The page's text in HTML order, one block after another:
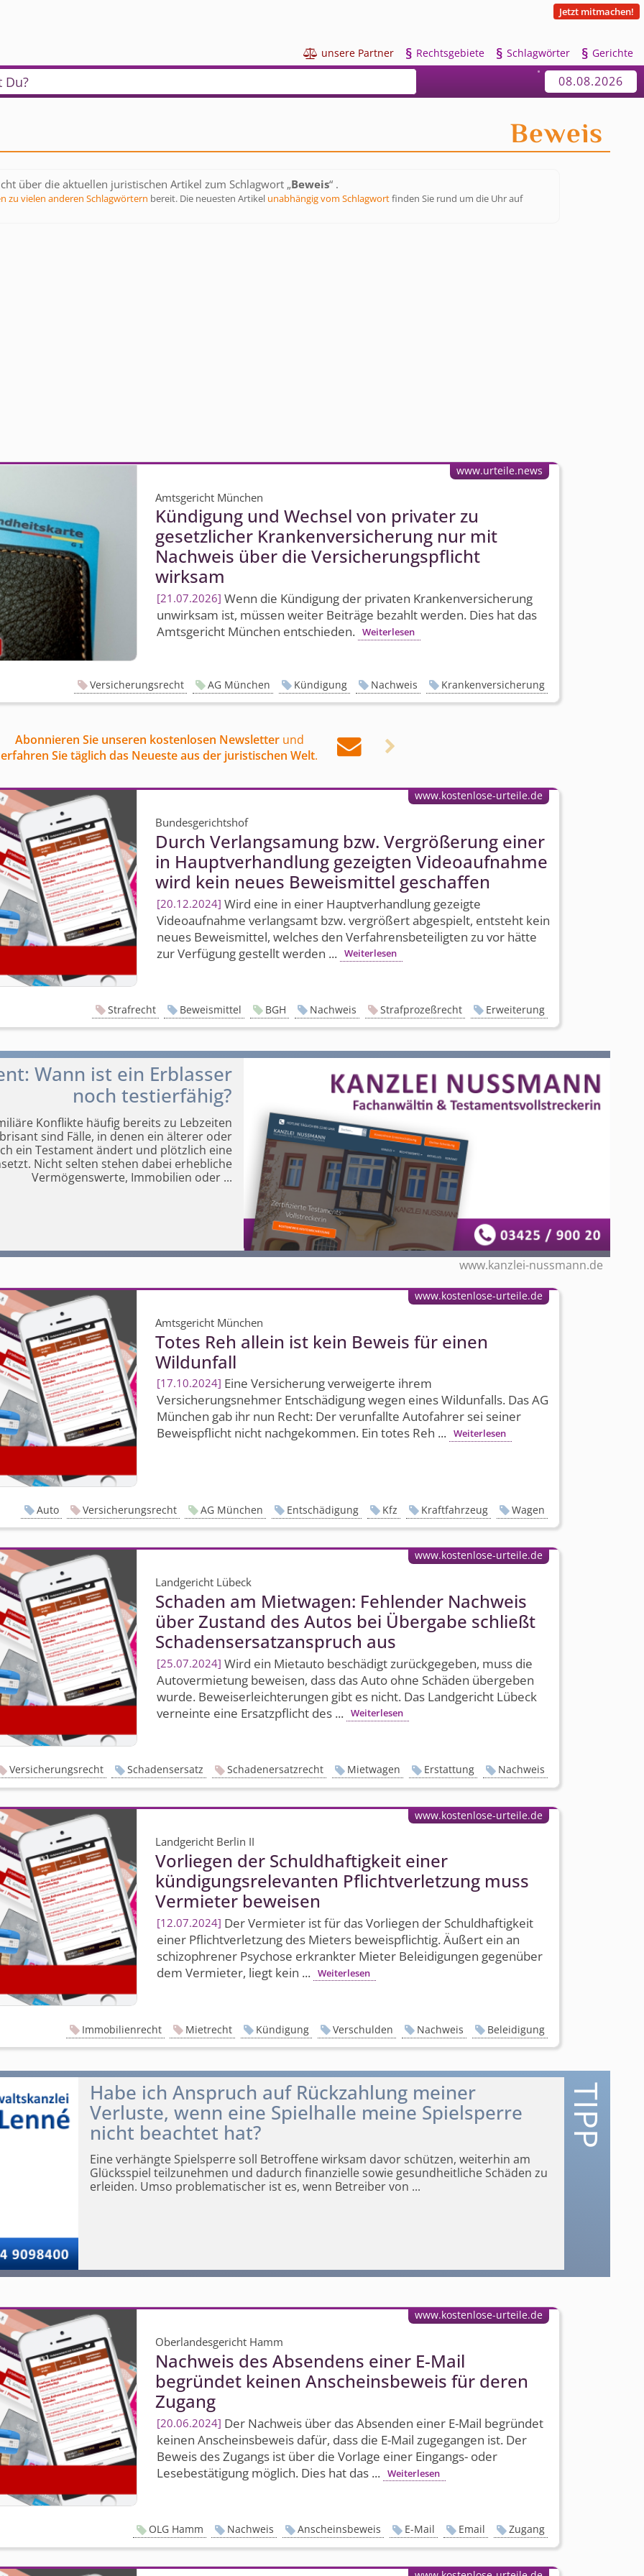
Jetzt mitmachen!
 unsere Partner § Rechtsgebiete § Schlagwörter § Gerichte
Du? 08.08.2026
Beweis
über die aktuellen juristischen Artikel zum Schlagwort „Beweis“ .
zu vielen anderen Schlagwörtern bereit. Die neuesten Artikel unabhängig vom Schlagwortfinden Sie rund um die Uhr auf
Amtsgericht München
Kündigung und Wechsel von privater zu
gesetzlicher Krankenversicherung nur mit
Nachweis über die Versicherungs­pflicht
wirksam
21.07.2026 Wenn die Kündigung der privaten Krankenversicherung
unwirksam ist, müssen weiter Beiträge bezahlt werden. Dies hat das
Amtsgericht München entschieden. Weiterlesen
www.urteile.news
Versicherungsrecht AG München Kündigung Nachweis Krankenversicherung
Abonnieren Sie unseren kostenlosen Newsletterund
erfahren Sie täglich das Neueste aus der juristischen Welt.  
Bundesgerichtshof
Durch Verlangsamung bzw. Vergrößerung einer
in Hauptverhandlung gezeigten Videoaufnahme
wird kein neues Beweismittel geschaffen
20.12.2024 Wird eine in einer Hauptverhandlung gezeigte
Videoaufnahme verlangsamt bzw. vergrößert abgespielt, entsteht kein
neues Beweismittel, welches den Verfahrens­beteiligten zu vor hätte
zur Verfügung gestellt werden ... Weiterlesen
www.kostenlose-urteile.de
Strafrecht Beweismittel BGH Nachweis Strafprozeßrecht Erweiterung
Wann ist ein Erblasser
noch testierfähig?
Konflikte häufig bereits zu Lebzeiten
sind Fälle, in denen ein älterer oder
ein Testament ändert und plötzlich eine
Nicht selten stehen dabei erhebliche
Vermögenswerte, Immobilien oder ...
www.kanzlei-nussmann.de
Amtsgericht München
Totes Reh allein ist kein Beweis für einen
Wildunfall
17.10.2024 Eine Versicherung verweigerte ihrem
Versicherungsnehmer Entschädigung wegen eines Wildunfalls. Das AG
München gab ihr nun Recht: Der verunfallte Autofahrer sei seiner
Beweispflicht nicht nachgekommen. Ein totes Reh ... Weiterlesen
www.kostenlose-urteile.de
Auto Versicherungsrecht AG München Entschädigung Kfz Kraftfahrzeug Wagen
Landgericht Lübeck
Schaden am Mietwagen: Fehlender Nachweis
über Zustand des Autos bei Übergabe schließt
Schadens­ersatz­anspruch aus
25.07.2024 Wird ein Mietauto beschädigt zurückgegeben, muss die
Autovermietung beweisen, dass das Auto ohne Schäden übergeben
wurde. Beweis­erleichterungen gibt es nicht. Das Landgericht Lübeck
verneinte eine Ersatzpflicht des ... Weiterlesen
www.kostenlose-urteile.de
Versicherungsrecht Schadensersatz Schadenersatzrecht Mietwagen Erstattung Nachweis
Landgericht Berlin II
Vorliegen der Schuldhaftigkeit einer
kündigungs­relevanten Pflichtverletzung muss
Vermieter beweisen
12.07.2024 Der Vermieter ist für das Vorliegen der Schuldhaftigkeit
einer Pflichtverletzung des Mieters beweispflichtig. Äußert ein an
schizophrener Psychose erkrankter Mieter Beleidigungen gegenüber
dem Vermieter, liegt kein ... Weiterlesen
www.kostenlose-urteile.de
Immobilienrecht Mietrecht Kündigung Verschulden Nachweis Beleidigung
Habe ich Anspruch auf Rückzahlung meiner
Verluste, wenn eine Spielhalle meine Spielsperre
nicht beachtet hat?
Eine verhängte Spielsperre soll Betroffene wirksam davor schützen, weiterhin am
Glücksspiel teilzunehmen und dadurch finanzielle sowie gesundheitliche Schäden zu
erleiden. Umso problematischer ist es, wenn Betreiber von ...
Oberlandesgericht Hamm
Nachweis des Absendens einer E-Mail
begründet keinen Anscheinsbeweis für deren
Zugang
20.06.2024 Der Nachweis über das Absenden einer E-Mail begründet
keinen Anscheinsbeweis dafür, dass die E-Mail zugegangen ist. Der
Beweis des Zugangs ist über die Vorlage einer Eingangs- oder
Lesebestätigung möglich. Dies hat das ... Weiterlesen
www.kostenlose-urteile.de
OLG Hamm Nachweis Anscheinsbeweis E-Mail Email Zugang